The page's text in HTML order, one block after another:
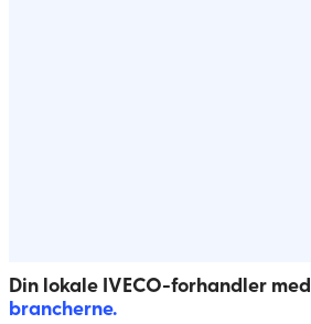
Din lokale IVECO-forhandler med
brancherne.